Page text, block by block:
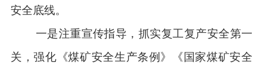
安全底线。
一是注重宣传指导，抓实复工复产安全第一
关，强化《煤矿安全生产条例》《国家煤矿安全